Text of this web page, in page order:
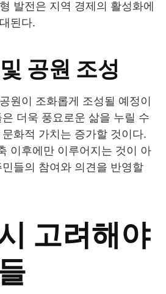
발전은 지역 경제의 활성화에
된다.
공원 조성
원이 조화롭게 조성될 예정이
더욱 풍요로운 삶을 누릴 수
화적 가치는 증가할 것이다.
이후에만 이루어지는 것이 아
들의 참여와 의견을 반영할
고려해야